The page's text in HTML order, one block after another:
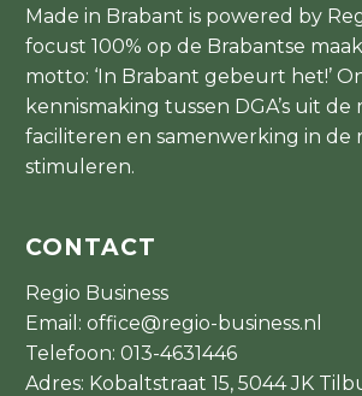
Made in Brabant is powered by
focust 100% op de Brabantse
motto: ‘In Brabant gebeurt het!’
kennismaking tussen DGA’s uit
faciliteren en samenwerking in de
stimuleren.
CONTACT
Regio Business
Email: office@regio-business.nl
Telefoon: 013-4631446
Adres: Kobaltstraat 15, 5044 JK